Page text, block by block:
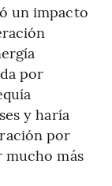
un impacto
por
y haría
por
mucho más